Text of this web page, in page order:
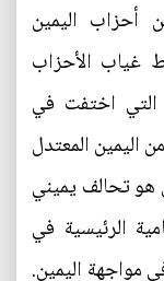
أحزاب اليمين
غياب الأحزاب
التي اختفت في
اليمين المعتدل
هو تحالف يميني
الرئيسية في
مواجهة اليمين.